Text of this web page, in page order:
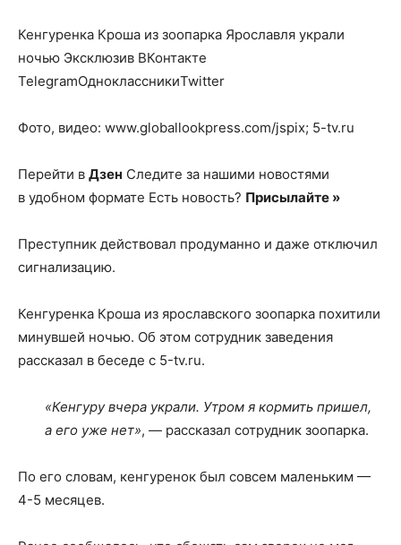
Кенгуренка Кроша из зоопарка Ярославля украли
ночью Эксклюзив ВКонтакте
TelegramОдноклассникиTwitter
Фото, видео: www.globallookpress.com/jspix; 5-tv.ru
Перейти в Дзен Следите за нашими новостями
в удобном формате Есть новость? Присылайте »
Преступник действовал продуманно и даже отключил
сигнализацию.
Кенгуренка Кроша из ярославского зоопарка похитили
минувшей ночью. Об этом сотрудник заведения
рассказал в беседе с 5-tv.ru.
«Кенгуру вчера украли. Утром я кормить пришел,
а его уже нет», — рассказал сотрудник зоопарка.
По его словам, кенгуренок был совсем маленьким —
4-5 месяцев.